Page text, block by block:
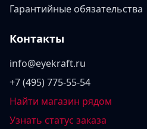
Гарантийные обязательства
Контакты
info@eyekraft.ru
+7 (495) 775-55-54
Найти магазин рядом
Узнать статус заказа